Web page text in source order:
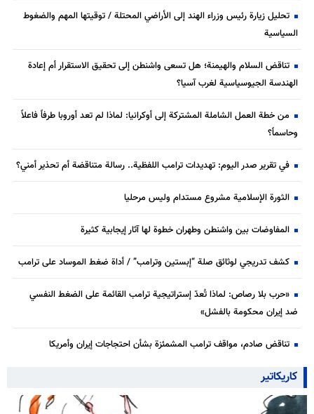
تحليل زيارة رئيس وزراء الهند إلى الأراضي المحتلة / توقيتها المهم والضغوط
السياسية
تناقض السلام والهيمنة؛ هل تسعى واشنطن إلى تحقيق الاستقرار أم إعادة
الهندسة الجيوسياسية لغرب آسيا؟
من خطة العمل الشاملة المشتركة إلى أوكرانيا: لماذا لم تعد أوروبا طرفاً فاعلاً
وحاسماً؟
في تقرير صدر اليوم: تهديدات ترامب اللفظية.. رسالة متناقضة أم تحذير أمني؟
الثورة الإسلامية مشروع مستدام وليس مرحليا
المفاوضات بين واشنطن وطهران خطوة لها آثار إيجابية كثيرة
كشف تدريجي لوثائق صلة “إبستين وترامب” / أداة ضغط الموساد على ترامب
«حرب بلا رصاص: لماذا تُعدّ إستراتيجية ترامب القائمة على الضغط النفسي
ضد إيران محكومة بالفشل»
تناقض صادم، مواقف ترامب المشمئزة بشأن احتجاجات إيران وأمريكا
كاريكاتير